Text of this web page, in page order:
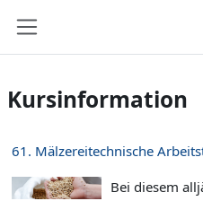
Kursinformation
61. Mälzereitechnische
Bei diesem